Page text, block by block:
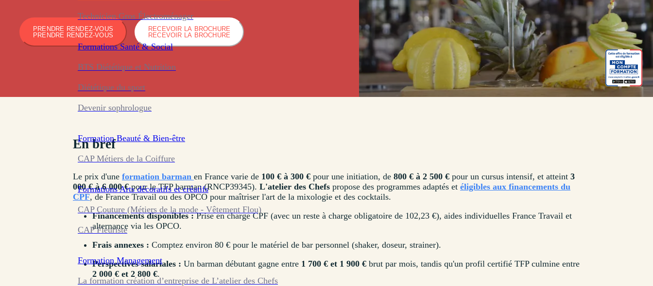
Technicien Gros Électroménager
Formations Santé & Social
BTS Diététique et Nutrition
Diététique du sport
Devenir sophrologue
Formation Beauté & Bien-être
CAP Métiers de la Coiffure
Formations Arts décoratifs et créatifs
CAP Couture (Métiers de la mode - Vêtement Flou)
CAP Fleuriste
Formation Management
La formation création d’entreprise de L’atelier des Chefs
PRENDRE RENDEZ-VOUS
PRENDRE RENDEZ-VOUS
RECEVOIR LA BROCHURE
RECEVOIR LA BROCHURE
En bref
Le prix d'une formation barman en France varie de 100 € à 300 € pour une initiation, de 800 € à 2 500 € pour un cursus intensif, et atteint 3
000 € à 6 000 €pour le TFP barman (RNCP39345). L'atelier des Chefs propose des programmes adaptés et éligibles aux financements du
CPF, de France Travail ou des OPCO pour maîtriser l'art de la mixologie et des cocktails.
Financements disponibles :Prise en charge CPF (avec un reste à charge obligatoire de 102,23 €), aides individuelles France Travail et
alternance via les OPCO.
Frais annexes : Comptez environ 80 € pour le matériel de bar personnel (shaker, doseur, strainer).
Perspectives salariales : Un barman débutant gagne entre 1 700 € et 1 900 € brut par mois, tandis qu'un profil certifié TFP culmine entre
2 000 € et 2 800 €.